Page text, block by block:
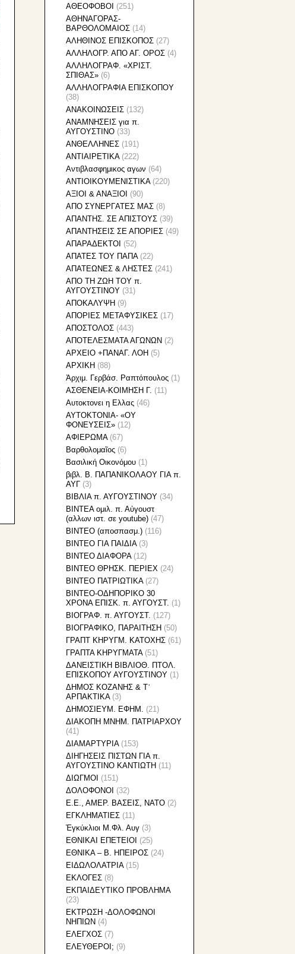
ΑΘΕΟΦΟΒΟΙ (251)
ΑΘΗΝΑΓΟΡΑΣ-
ΒΑΡΘΟΛΟΜΑΙΟΣ (14)
ΑΛΗΘΙΝΟΣ ΕΠΙΣΚΟΠΟΣ (27)
ΑΛΛΗΛΟΓΡ. ΑΠΟ ΑΓ. ΟΡΟΣ (4)
ΑΛΛΗΛΟΓΡΑΦ. «ΧΡΙΣΤ.
ΣΠΙΘΑΣ» (6)
ΑΛΛΗΛΟΓΡΑΦΙA ΕΠΙΣΚΟΠΟΥ
(38)
ΑΝΑΚΟΙΝΩΣΕΙΣ (132)
ΑΝΑΜΝΗΣΕΙΣ για π.
ΑΥΓΟΥΣΤΙΝΟ (33)
ΑΝΘΕΛΛΗΝΕΣ (191)
ΑΝΤΙΑΙΡΕΤΙΚΑ(222)
Αντιβλασφημικος αγων (64)
ΑΝΤΙΟΙΚΟΥΜΕΝΙΣΤΙΚΑ(220)
ΑΞΙΟΙ & ΑΝΑΞΙΟΙ (90)
ΑΠO ΣYNEΡΓATEΣ MAΣ (8)
ΑΠΑΝΤΗΣ. ΣΕ ΑΠΙΣΤΟΥΣ (39)
ΑΠΑΝΤΗΣΕΙΣ ΣΕ ΑΠΟΡΙΕΣ (49)
ΑΠΑΡΑΔΕΚΤΟΙ (52)
ΑΠΑΤΕΣ ΤΟΥ ΠΑΠΑ(22)
ΑΠΑΤΕΩΝΕΣ & ΛΗΣΤΕΣ (241)
ΑΠΟ ΤΗ ΖΩΗ ΤΟΥ π.
ΑΥΓΟΥΣΤΙΝΟΥ (31)
ΑΠΟΚΑΛΥΨΗ (9)
ΑΠΟΡΙΕΣ ΜΕΤΑΦΥΣΙΚΕΣ (17)
ΑΠΟΣΤΟΛΟΣ (443)
ΑΠΟΤΕΛΕΣΜΑΤΑ ΑΓΩΝΩΝ (2)
ΑΡΧΕΙΟ +ΠΑΝΑΓ. ΛΟΗ (5)
ΑΡΧΙΚΗ (88)
Ἀρχιμ. Γερβάσ. Ραπτόπουλος (1)
ΑΣΘΕΝΕΙΑ-ΚΟΙΜΗΣΗ Γ. (11)
Αυτοκτονει η Ελλας (46)
ΑΥΤΟΚΤΟΝΙΑ- «ΟΥ
ΦΟΝΕΥΣΕΙΣ» (12)
ΑΦΙΕΡΩΜΑ(67)
Βαρθολομαῖος (6)
Βασιλική Οικονόμου (1)
βιβλ. Β. ΠΑΠΑΝΙΚΟΛΑΟΥ ΓΙΑ π.
ΑΥΓ (3)
ΒΙΒΛΙΑ π. ΑΥΓΟΥΣΤΙΝΟΥ (34)
ΒΙΝΤΕΑ ομιλ. π. Αὐγουστ
(αλλων ιστ. σε youtube) (47)
ΒΙΝΤΕΟ (αποσπασμ.) (116)
ΒΙΝΤΕΟ ΓΙΑ ΠΑΙΔΙΑ(3)
ΒΙΝΤΕΟ ΔΙΑΦΟΡΑ(12)
ΒΙΝΤΕΟ ΘΡΗΣΚ. ΠΕΡΙΕΧ (24)
ΒΙΝΤΕΟ ΠΑΤΡΙΩΤΙΚΑ(27)
ΒΙΝΤΕΟ-ΟΔΗΠΟΡΙΚΟ 30
ΧΡΟΝΑ ΕΠΙΣΚ. π. ΑΥΓΟΥΣΤ. (1)
ΒΙΟΓΡΑΦ. π. ΑΥΓΟΥΣΤ. (127)
ΒΙΟΓΡΑΦΙΚΟ, ΠΑΡΑΙΤΗΣΗ (50)
ΓΡΑΠΤ ΚΗΡΥΓΜ. ΚΑΤΟΧΗΣ (61)
ΓΡΑΠΤΑ ΚΗΡΥΓΜΑΤΑ(51)
ΔΑΝΕΙΣΤΙΚΗ ΒΙΒΛΙΟΘ. ΠΤΟΛ.
ΕΠΙΣΚΟΠΟΥ ΑΥΓΟΥΣΤΙΝΟΥ (1)
ΔΗΜΟΣ ΚΟΖΑΝΗΣ & Τ᾽
ΑΡΠΑΚΤΙΚΑ(3)
ΔΗΜΟΣΙΕΥΜ. ΕΦΗΜ.
(21)
ΔΙΑΚΟΠΗ ΜΝΗΜ. ΠΑΤΡΙΑΡΧΟΥ
(41)
ΔΙΑΜΑΡΤΥΡΙΑ(153)
ΔΙΗΓΗΣΕΙΣ ΠΙΣΤΩΝ ΓΙΑ π.
ΑΥΓΟΥΣΤΙΝΟ ΚΑΝΤΙΩΤΗ (11)
ΔΙΩΓΜΟΙ (151)
ΔΟΛΟΦΟΝΟΙ (32)
Ε.Ε., ΑΜΕΡ. ΒΑΣΕΙΣ, ΝΑΤΟ (2)
ΕΓΚΛΗΜΑΤΙΕΣ (11)
Ἐγκύκλιοι Μ.Φλ. Αυγ (3)
ΕΘΝΙΚAI ΕΠΕΤΕΙΟΙ (25)
ΕΘΝΙΚΑ – Β. ΗΠΕΙΡΟΣ (24)
ΕΙΔΩΛΟΛΑΤΡΙΑ(15)
ΕΚΛΟΓΕΣ (8)
ΕΚΠΑΙΔΕΥΤΙΚΟ ΠΡΟΒΛΗΜΑ
(23)
ΕΚΤΡΩΣΗ -ΔΟΛΟΦΩΝΟΙ
ΝΗΠΙΩΝ (4)
ΕΛΕΓΧΟΣ (7)
ΕΛΕΥΘΕΡΟΙ; (9)